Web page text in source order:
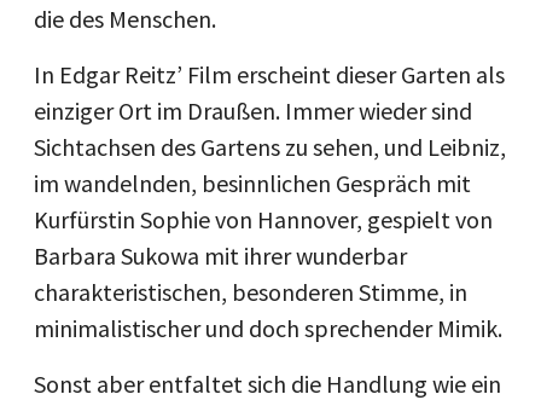
die des Menschen.
In Edgar Reitz’ Film erscheint dieser Garten als
einziger Ort im Draußen. Immer wieder sind
Sichtachsen des Gartens zu sehen, und Leibniz,
im wandelnden, besinnlichen Gespräch mit
Kurfürstin Sophie von Hannover, gespielt von
Barbara Sukowa mit ihrer wunderbar
charakteristischen, besonderen Stimme, in
minimalistischer und doch sprechender Mimik.
Sonst aber entfaltet sich die Handlung wie ein